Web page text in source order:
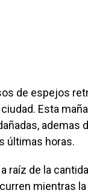
de espejos
Esta
ademas
últimas horas.
raíz de la
mientras la